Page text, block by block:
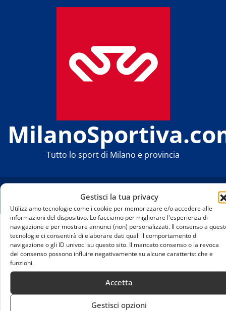
Gestisci la tua privacy
Utilizziamo tecnologie come i cookie per memorizzare e/o accedere alle
informazioni del dispositivo. Lo facciamo per migliorare l'esperienza di
navigazione e per mostrare annunci (non) personalizzati. Il consenso a
tecnologie ci consentirà di elaborare dati quali il comportamento di
navigazione o gli ID univoci su questo sito. Il mancato consenso o la revoca
del consenso possono influire negativamente su alcune caratteristiche e
funzioni.
Accetta
Gestisci opzioni
Tutto lo sport di Milano e provincia
Home
Gek Galanda: «Da Milano e Bologna mi aspettavo
qualcosa di più in questo inizio di stagione»